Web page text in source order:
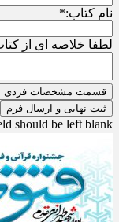
نام کتاب:*
لطفا خلاصه ای از
قسمت مشخصات فردی
ثبت نهایی و ارسال فرم
should be left blank